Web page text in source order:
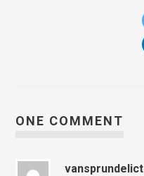
ONE COMMENT
vansprundelict